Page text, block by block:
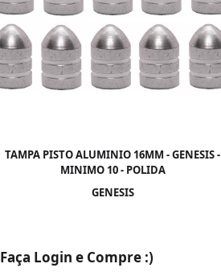
TAMPA PISTO ALUMINIO 16MM - GENESIS -
MINIMO 10 - POLIDA
GENESIS
Faça Login e Compre :)